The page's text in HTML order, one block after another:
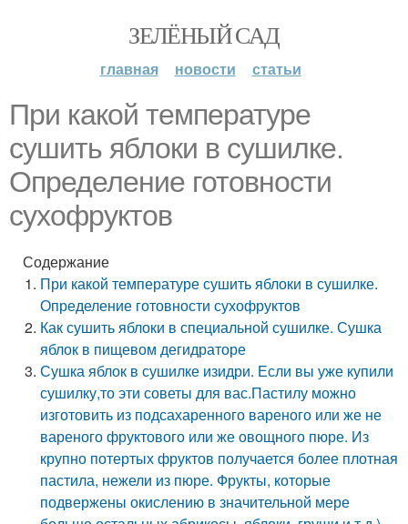
ЗЕЛЁНЫЙ САД
главная новости статьи
При какой температуре
сушить яблоки в сушилке.
Определение готовности
сухофруктов
Содержание
При какой температуре сушить яблоки в сушилке.
Определение готовности сухофруктов
Как сушить яблоки в специальной сушилке. Сушка
яблок в пищевом дегидраторе
Сушка яблок в сушилке изидри. Если вы уже купили
сушилку,то эти советы для вас.Пастилу можно
изготовить из подсахаренного вареного или же не
вареного фруктового или же овощного пюре. Из
крупно потертых фруктов получается более плотная
пастила, нежели из пюре. Фрукты, которые
подвержены окислению в значительной мере